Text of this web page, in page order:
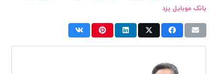
بانک موبایل یزد